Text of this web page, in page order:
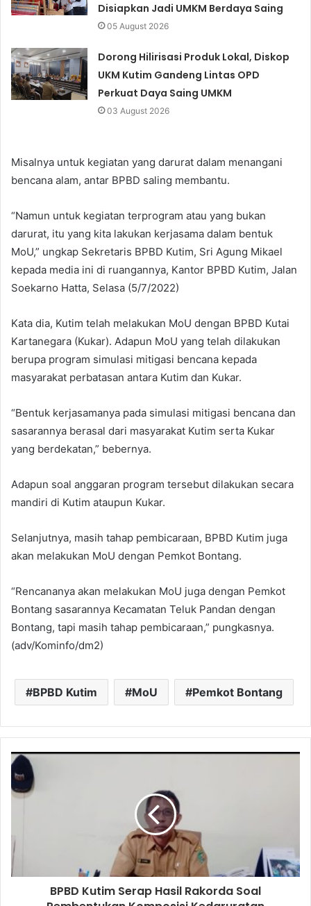
Disiapkan Jadi UMKM Berdaya Saing
05 August 2026
Dorong Hilirisasi Produk Lokal, Diskop
UKM Kutim Gandeng Lintas OPD
Perkuat Daya Saing UMKM
03 August 2026
Misalnya untuk kegiatan yang darurat dalam menangani
bencana alam, antar BPBD saling membantu.
“Namun untuk kegiatan terprogram atau yang bukan
darurat, itu yang kita lakukan kerjasama dalam bentuk
MoU,” ungkap Sekretaris BPBD Kutim, Sri Agung Mikael
kepada media ini di ruangannya, Kantor BPBD Kutim, Jalan
Soekarno Hatta, Selasa (5/7/2022)
Kata dia, Kutim telah melakukan MoU dengan BPBD Kutai
Kartanegara (Kukar). Adapun MoU yang telah dilakukan
berupa program simulasi mitigasi bencana kepada
masyarakat perbatasan antara Kutim dan Kukar.
“Bentuk kerjasamanya pada simulasi mitigasi bencana dan
sasarannya berasal dari masyarakat Kutim serta Kukar
yang berdekatan,” bebernya.
Adapun soal anggaran program tersebut dilakukan secara
mandiri di Kutim ataupun Kukar.
Selanjutnya, masih tahap pembicaraan, BPBD Kutim juga
akan melakukan MoU dengan Pemkot Bontang.
“Rencananya akan melakukan MoU juga dengan Pemkot
Bontang sasarannya Kecamatan Teluk Pandan dengan
Bontang, tapi masih tahap pembicaraan,” pungkasnya.
(adv/Kominfo/dm2)
BPBD Kutim MoU Pemkot Bontang
BPBD Kutim Serap Hasil Rakorda Soal